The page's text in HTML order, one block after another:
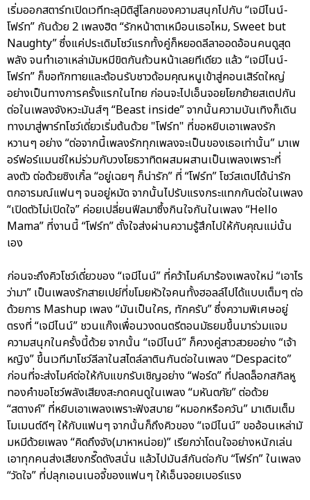
เริ่มออกสตาร์ทเปิดเวทีทะลุมิติสู่โลกของความสนุกไปกับ “เจมีไนน์-
โฟร์ท” กันด้วย 2 เพลงฮิต “รักหน้าตาเหมือนเธอไหม, Sweet but
Naughty” ซึ่งแค่ประเดิมโชว์แรกทั้งคู่ก็หยอดลีลาออดอ้อนคนดูสุด
พลัง จนทำเอาเหล่ามัมหมีขิตกันถ้วนหน้าเลยทีเดียว แล้ว “เจมีไนน์-
โฟร์ท” ก็ขอทักทายและต้อนรับชาวด้อมคุณหนูเข้าสู่คอนเสิร์ตใหญ่
อย่างเป็นทางการครั้งแรกในไทย ก่อนจะไปเอ็นจอยโยกย้ายสเตปกัน
ต่อในเพลงจังหวะมันส์ๆ “Beast inside” จากนั้นความบันเทิงก็เดิน
ทางมาสู่พาร์ทโชว์เดี่ยวเริ่มต้นด้วย "โฟร์ท" ที่ขอหยิบเอาเพลงรัก
หวานๆ อย่าง “ต่อจากนี้เพลงรักทุกเพลงจะเป็นของเธอเท่านั้น” มาเพ
อร์ฟอร์แมนซ์ใหม่ร่วมกับวงโยธวาทิตผสมผสานเป็นเพลงเพราะที่
ลงตัว ต่อด้วยซิงเกิ้ล “อยู่เฉยๆ ก็น่ารัก” ที่ “โฟร์ท” โชว์สเตปได้น่ารัก
ตกอารมณ์แฟนๆ จนอยู่หมัด จากนั้นไปรับแรงกระแทกกันต่อในเพลง
“เปิดตัวไม่เปิดใจ” ค่อยเปลี่ยนฟีลมาซึ้งกินใจกันในเพลง “Hello
Mama” ที่งานนี้ “โฟร์ท” ตั้งใจส่งผ่านความรู้สึกไปให้กับคุณแม่นั้น
เอง
ก่อนจะถึงคิวโชว์เดี่ยวของ “เจมีไนน์” ที่คว้าไมค์มาร้องเพลงใหม่ “เอาไร
ว่ามา” เป็นเพลงรักสายเปย์ที่ขโมยหัวใจคนทั้งฮอลล์ไปได้แบบเต็มๆ ต่อ
ด้วยการ Mashup เพลง “มันเป็นใคร, ทักครับ” ซึ่งความพิเศษอยู่
ตรงที่ “เจมีไนน์” ชวนแก๊งเพื่อนวงดนตรีตอนมัธยมขึ้นมาร่วมแจม
ความสนุกในครั้งนี้ด้วย จากนั้น “เจมีไนน์” ก็ควงคู่สาวสวยอย่าง “เจ้า
หญิง” ขึ้นเวทีมาโชว์ลีลาในสไตล์ลาตินกันต่อในเพลง “Despacito”
ก่อนที่จะส่งไมค์ต่อให้กับแขกรับเชิญอย่าง “ฟอร์ด” ที่ปลดล็อกสกิลหู
ทองคำขอโชว์พลังเสียงสะกดคนดูในเพลง “มหันตภัย” ต่อด้วย
“สตางค์” ที่หยิบเอาเพลงเพราะฟังสบาย “หมอกหรือควัน” มาเติมเต็ม
โมเมนต์ดีๆ ให้กับแฟนๆ จากนั้นก็ถึงคิวของ “เจมีไนน์” ขออ้อนเหล่ามั
มหมีด้วยเพลง “คิดถึงจัง(มาหาหน่อย)” เรียกว่าโดนใจอย่างหนักเล่น
เอาทุกคนส่งเสียงกรี๊ดดังสนั่น แล้วไปมันส์กันต่อกับ “โฟร์ท” ในเพลง
“วัดใจ” ที่ปลุกเอนเนอจี้ของแฟนๆ ให้เอ็นจอยเบอร์แรง